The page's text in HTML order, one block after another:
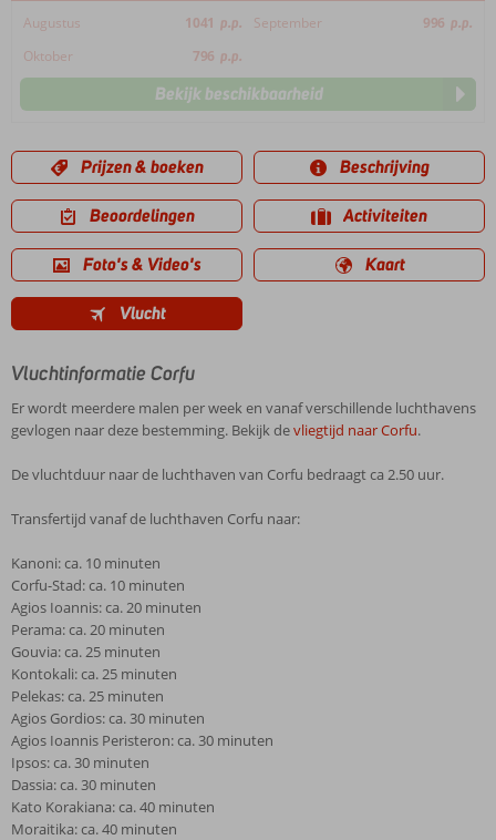
Augustus 1041 p.p. September 996 p.p.
Oktober
796 p.p.
Bekijk beschikbaarheid
Prijzen & boeken Beschrijving
Beoordelingen Activiteiten
Foto's & Video's Kaart
Vlucht
Vluchtinformatie Corfu
Er wordt meerdere malen per week en vanaf verschillende luchthavens
gevlogen naar deze bestemming. Bekijk devliegtijd naar Corfu.
De vluchtduur naar de luchthaven van Corfu bedraagt ca 2.50 uur.
Transfertijd vanaf de luchthaven Corfu naar:
Kanoni: ca. 10 minuten
Corfu-Stad: ca. 10 minuten
Agios Ioannis: ca. 20 minuten
Perama: ca. 20 minuten
Gouvia: ca. 25 minuten
Kontokali: ca. 25 minuten
Pelekas: ca. 25 minuten
Agios Gordios: ca. 30 minuten
Agios Ioannis Peristeron: ca. 30 minuten
Ipsos: ca. 30 minuten
Dassia: ca. 30 minuten
Kato Korakiana: ca. 40 minuten
Moraitika: ca. 40 minuten